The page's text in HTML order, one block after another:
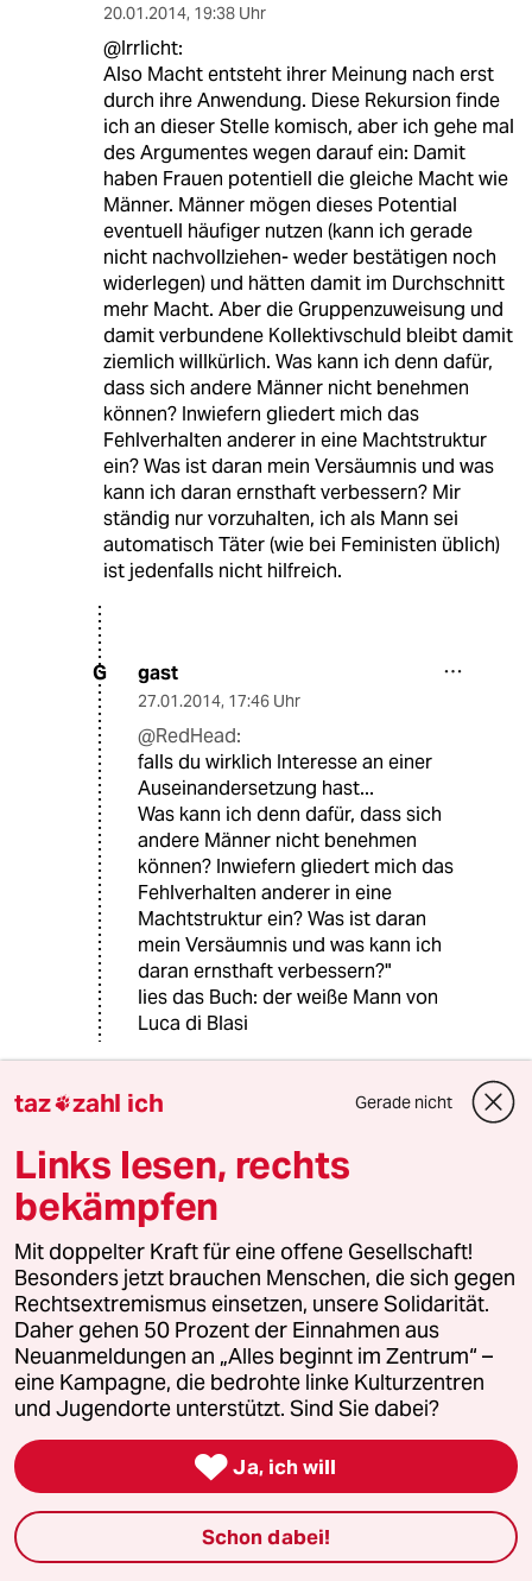
20.01.2014, 19:38 Uhr
@Irrlicht:
Also Macht entsteht ihrer Meinung nach erst
durch ihre Anwendung. Diese Rekursion finde
ich an dieser Stelle komisch, aber ich gehe mal
des Argumentes wegen darauf ein: Damit
haben Frauen potentiell die gleiche Macht wie
Männer. Männer mögen dieses Potential
eventuell häufiger nutzen (kann ich gerade
nicht nachvollziehen- weder bestätigen noch
widerlegen) und hätten damit im Durchschnitt
mehr Macht. Aber die Gruppenzuweisung und
damit verbundene Kollektivschuld bleibt damit
ziemlich willkürlich. Was kann ich denn dafür,
dass sich andere Männer nicht benehmen
können? Inwiefern gliedert mich das
Fehlverhalten anderer in eine Machtstruktur
ein? Was ist daran mein Versäumnis und was
kann ich daran ernsthaft verbessern? Mir
ständig nur vorzuhalten, ich als Mann sei
automatisch Täter (wie bei Feministen üblich)
ist jedenfalls nicht hilfreich.
G gast
27.01.2014, 17:46 Uhr
@RedHead:
falls du wirklich Interesse an einer
Auseinandersetzung hast...
Was kann ich denn dafür, dass sich
andere Männer nicht benehmen
können? Inwiefern gliedert mich das
Fehlverhalten anderer in eine
Machtstruktur ein? Was ist daran
mein Versäumnis und was kann ich
daran ernsthaft verbessern?"
lies das Buch: der weiße Mann von
Luca di Blasi
JS Jacob Slowik
Solange die selbsternannten Diktatoren (
müssen nicht die #aufschrei Initiatoren sein)
von Sexualmoral und öffentlicher Ettikette
vortfahren die Erlebnisse von Männern
systematisch zu kaschieren und lächerlich zu
machen ( "white male tears sind mein
Gummibärensaft" ) und propagieren das
Männer(alle) keinesfalls Opfer von Frauen sein
können, solange werde ich dem sichtbaren
Feminismus mit unverholener Verachtung
gegenüber stehen. Den Feminismus der
tatsächliche Aktionen zur Gleichberechtigung
in Gesellschaft und Juristerei für alle Menschen
vorantreibt und dafür wirbt kann ich nicht
endecken. Ich bitte um Beispiele die mich vom
Gegenteil überzeugen.Die komfortable
taz zahl ich Gerade nicht
Links lesen, rechts
bekämpfen
Mit doppelter Kraft für eine offene Gesellschaft!
Besonders jetzt brauchen Menschen, die sich gegen
Rechtsextremismus einsetzen, unsere Solidarität.
Daher gehen 50 Prozent der Einnahmen aus
Neuanmeldungen an „Alles beginnt im Zentrum“ –
eine Kampagne, die bedrohte linke Kulturzentren
und Jugendorte unterstützt. Sind Sie dabei?
 Ja, ich will
Schon dabei!